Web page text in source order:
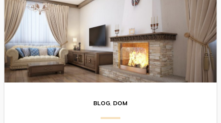
BLOG, DOM